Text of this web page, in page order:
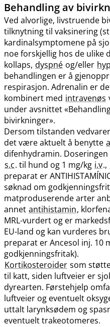
Behandling av
Ved alvorlige, livstruende
tilknytning til vaksinering
kardinalsymptomene på
noe forskjellig hos de ulike
kollaps, dyspné og​/​eller
behandlingen er å
respirasjon. Adrenalin er
kombinert med intravenøs
under avsnittet
bivirkninger».
Dersom tilstanden
det være aktuelt å benytte
difenhydramin. Doseringen
s.c. til hund og 1 mg/kg i.v.,
preparat er
søknad om
matproduserende arter
annet antihistamin,
MRL-vurdert og er
EU-land og kan vurderes
preparat er Ancesol inj. 10
godkjenningsfritak).
Kortikosteroider som
til katt, siden luftveier er
dyrearten. Førstehjelp
luftveier og eventuelt
uttalt larynksødem og
eventuelt trakeotomeres.